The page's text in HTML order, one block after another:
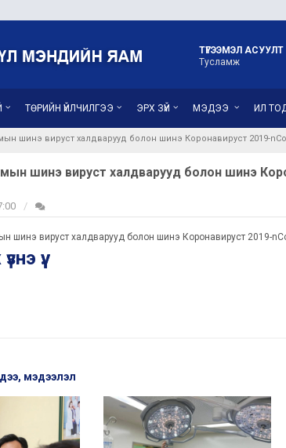
ТҮГЭЭМЭЛ АСУУЛТ
Тусламж
ТӨРИЙН ҮЙЛЧИЛГЭЭ ЭРХ ЗҮЙ МЭДЭЭ ИЛ
шинэ вируст халдварууд болон шинэ Коронавируст 2019-
шинэ вируст халдварууд болон шинэ
шинэ вируст халдварууд болон шинэ Коронавируст 2019-
үү.
мэдээлэл